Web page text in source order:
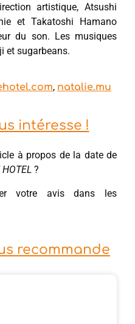
artistique, Atsushi
et Takatoshi Hamano
du son. Les musiques
et sugarbeans.
, natalie.mu
intéresse !
à propos de la date de
HOTEL ?
votre avis dans les
recommande